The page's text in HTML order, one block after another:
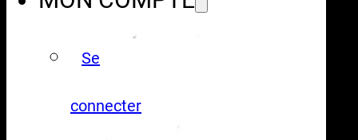
Se
connecter